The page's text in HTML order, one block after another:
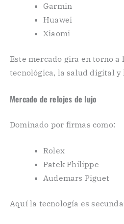
Garmin
Huawei
Xiaomi
Este mercado gira en torno a
tecnológica, la salud digital y
Mercado de relojes de lujo
Dominado por firmas como:
Rolex
Patek Philippe
Audemars Piguet
Aquí la tecnología es